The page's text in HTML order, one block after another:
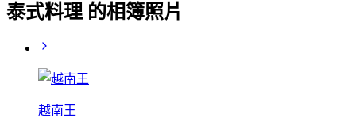
泰式料理 的相簿照片
越南王